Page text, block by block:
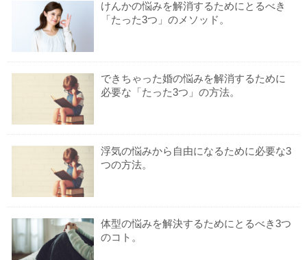
けんかの悩みを解消するためにとるべき
「たった3つ」のメソッド。
できちゃった婚の悩みを解消するために
必要な「たった3つ」の方法。
浮気の悩みから自由になるために必要な3
つの方法。
体型の悩みを解決するためにとるべき3つ
のコト。